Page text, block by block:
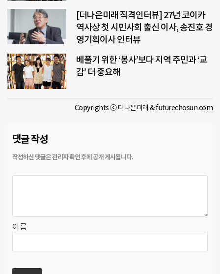
[더나은미래 직격인터뷰] 27년 코이카
역사상 첫 시민사회 출신 이사, 송진호 경
영기획이사 인터뷰
베풀기 위한 ‘봉사’보다 지역 주민과 ‘교
감’ 더 중요해
Copyrights ⓒ 더나은미래 & futurechosun.com
댓글 작성
이름